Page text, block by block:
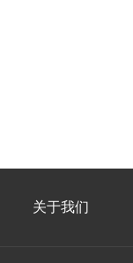
关于我们